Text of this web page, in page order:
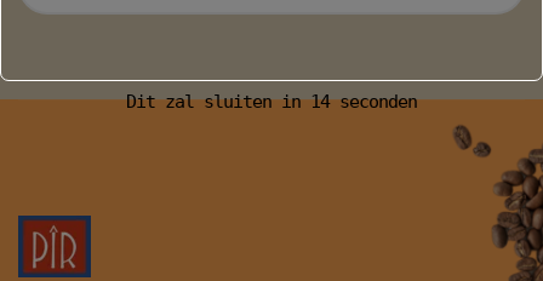
Dit zal sluiten in13seconden